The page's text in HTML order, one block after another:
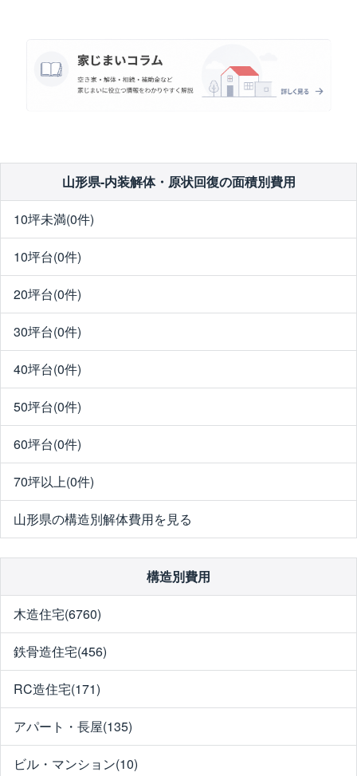
山形県-内装解体・原状回復の面積別費用
10坪未満(0件)
10坪台(0件)
20坪台(0件)
30坪台(0件)
40坪台(0件)
50坪台(0件)
60坪台(0件)
70坪以上(0件)
山形県の構造別解体費用を見る
構造別費用
木造住宅(6760)
鉄骨造住宅(456)
RC造住宅(171)
アパート・長屋(135)
ビル・マンション(10)